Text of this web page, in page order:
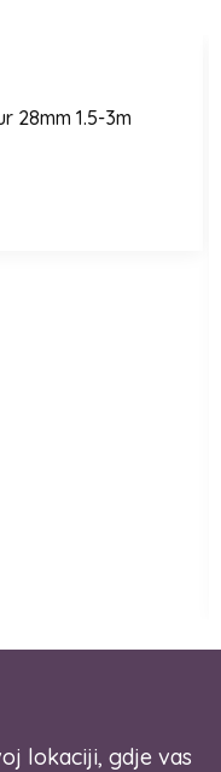
28mm 1.5-3m
lokaciji, gdje vas